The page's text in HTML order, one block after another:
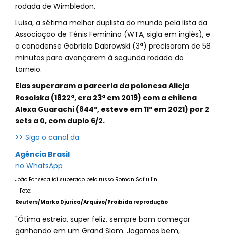
rodada de Wimbledon.
Luisa, a sétima melhor duplista do mundo pela lista da
Associação de Tênis Feminino (WTA, sigla em inglês), e
a canadense Gabriela Dabrowski (3ª) precisaram de 58
minutos para avançarem à segunda rodada do
torneio.
Elas superaram a parceria da polonesa Alicja
Rosolska (1822ª, era 23ª em 2019) com a chilena
Alexa Guarachi (844ª, esteve em 11º em 2021) por 2
sets a 0, com duplo 6/2.
>> Siga o canal da
Agência Brasil
no WhatsApp
João Fonseca foi superado pelo russo Roman Safiullin
- Foto:
Reuters/Marko Djurica/Arquivo/Proibida reprodução
"Ótima estreia, super feliz, sempre bom começar
ganhando em um Grand Slam. Jogamos bem,